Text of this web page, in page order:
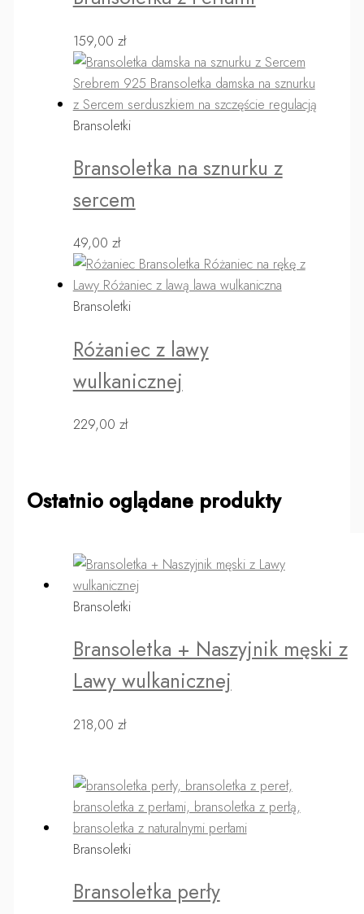
159,00 zł
Bransoletki
Bransoletka na sznurku z
sercem
49,00 zł
Bransoletki
Różaniec z lawy
wulkanicznej
229,00 zł
Ostatnio oglądane produkty
Bransoletki
Bransoletka + Naszyjnik męski z
Lawy wulkanicznej
218,00 zł
Bransoletki
Bransoletka perły